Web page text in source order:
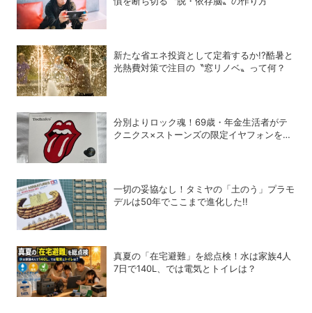
新たな省エネ投資として定着するか!?酷暑と
光熱費対策で注目の〝窓リノベ〟って何？
分別よりロック魂！69歳・年金生活者がテ
クニクス×ストーンズの限定イヤフォンを衝
一切の妥協なし！タミヤの「土のう」プラモ
デルは50年でここまで進化した!!
真夏の「在宅避難」を総点検！水は家族4人
7日で140L、では電気とトイレは？